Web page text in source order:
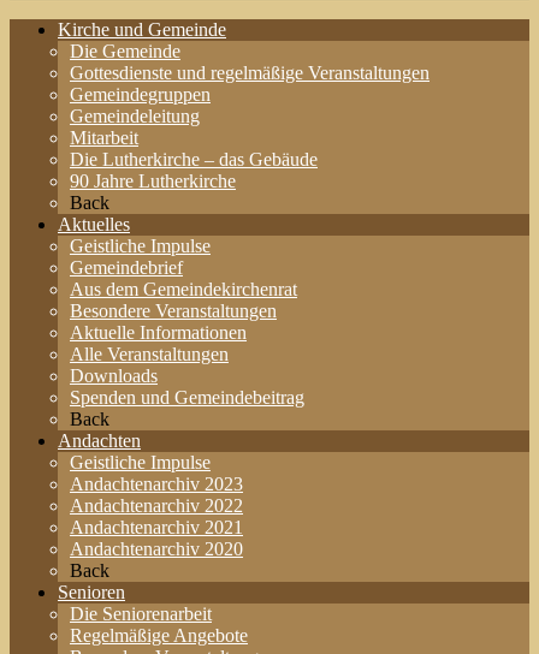
Kirche und Gemeinde
Die Gemeinde
Gottesdienste und regelmäßige Veranstaltungen
Gemeindegruppen
Gemeindeleitung
Mitarbeit
Die Lutherkirche – das Gebäude
90 Jahre Lutherkirche
Back
Aktuelles
Geistliche Impulse
Gemeindebrief
Aus dem Gemeindekirchenrat
Besondere Veranstaltungen
Aktuelle Informationen
Alle Veranstaltungen
Downloads
Spenden und Gemeindebeitrag
Back
Andachten
Geistliche Impulse
Andachtenarchiv 2023
Andachtenarchiv 2022
Andachtenarchiv 2021
Andachtenarchiv 2020
Back
Senioren
Die Seniorenarbeit
Regelmäßige Angebote